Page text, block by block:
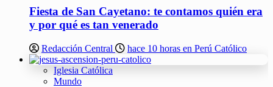
Fiesta de San Cayetano: te contamos quién era
y por qué es tan venerado
Redacción Central hace 10 horas en Perú Católico
Iglesia Católica
Mundo